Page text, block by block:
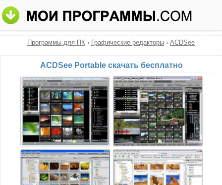
Программы для ПК › Графические редакторы › ACDSee
ACDSee Portable скачать бесплатно